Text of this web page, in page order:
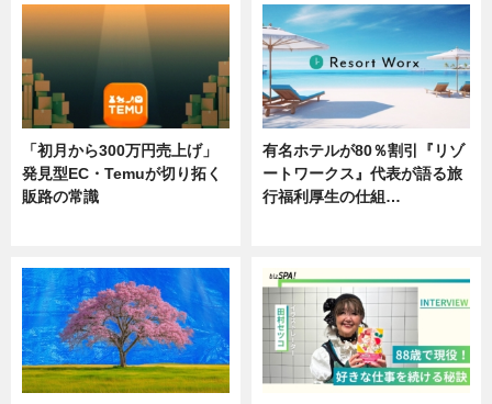
「初月から300万円売上げ」
発見型EC・Temuが切り拓く
販路の常識
有名ホテルが80％割引『リゾ
ートワークス』代表が語る旅
行福利厚生の仕組…